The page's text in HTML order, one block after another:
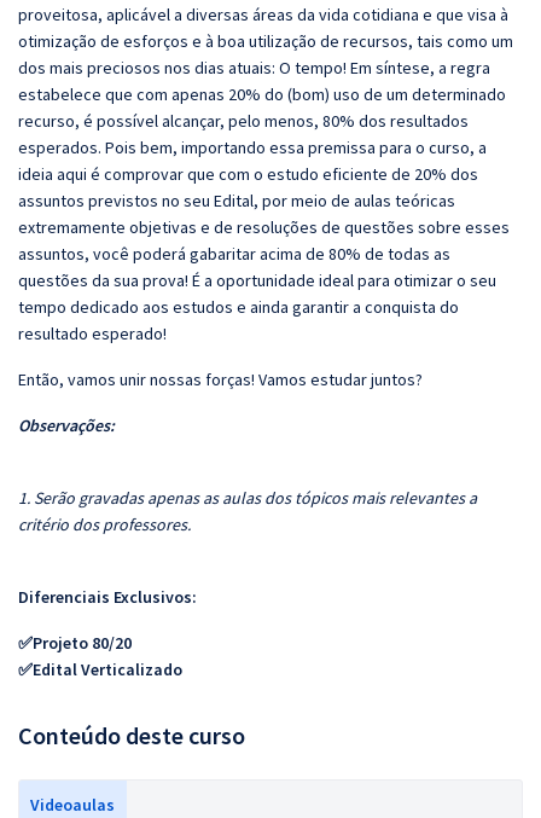
proveitosa, aplicável a diversas áreas da vida cotidiana e que visa à
otimização de esforços e à boa utilização de recursos, tais como um
dos mais preciosos nos dias atuais: O tempo! Em síntese, a regra
estabelece que com apenas 20% do (bom) uso de um determinado
recurso, é possível alcançar, pelo menos, 80% dos resultados
esperados. Pois bem, importando essa premissa para o curso, a
ideia aqui é comprovar que com o estudo eficiente de 20% dos
assuntos previstos no seu Edital, por meio de aulas teóricas
extremamente objetivas e de resoluções de questões sobre esses
assuntos, você poderá gabaritar acima de 80% de todas as
questões da sua prova! É a oportunidade ideal para otimizar o seu
tempo dedicado aos estudos e ainda garantir a conquista do
resultado esperado!
Então, vamos unir nossas forças! Vamos estudar juntos?
Observações:
1. Serão gravadas apenas as aulas dos tópicos mais relevantes a
critério dos professores.
Diferenciais Exclusivos:
✅Projeto 80/20
✅Edital Verticalizado
Conteúdo deste curso
Videoaulas